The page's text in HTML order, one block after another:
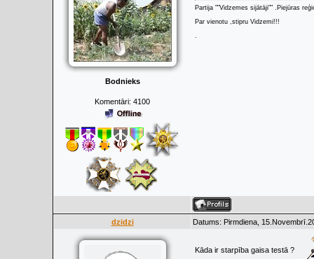
Bodnieks
Komentāri: 4100
Partija ""Vidzemes sijātāji"" .Piejūras
Par vienotu ,stipru Vidzemi!!!
.
dzidzi Datums: Pirmdiena,
Kāda ir starpība gaisa testā ?